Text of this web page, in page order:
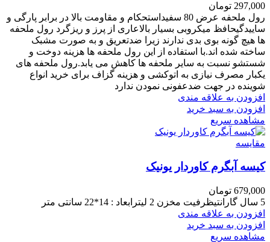
297,000 تومان
رول ملحفه عرض 80 سفیداستحکام و مقاومت بالا در برابر پارگی و
ساییدگیحافظ میکروبی بسیار بالاعاری از پرز و ریزگرد رول ملحفه
ها هیچ گونه بوی بدی ندارند زیرا ضدتعریق و به صورت مشبک
ساخته شده اند.با استفاده از این رول ملحفه ها هزینه دوخت و
شستشو نسبت به سایر ملحفه ها کاهش می یابد.رول ملحفه های
یکبار مصرف نیازی به اتوکشی و هزینه گزاف برای خرید انواع
شوینده در جهت ضدعفونی نمودن ندارد
افزودن به علاقه مندی
افزودن به سبد خرید
مشاهده سریع
مقایسه
کیسه آبگرم کاوردار یونیک
679,000 تومان
5 سال گارانتیظرفیت مخزن 2 لیترابعاد : 14*22 سانتی متر
افزودن به علاقه مندی
افزودن به سبد خرید
مشاهده سریع